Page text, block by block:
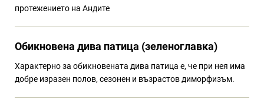
протежението на Андите
Обикновена дива патица (зеленоглавка)
Характерно за обикновената дива патица е, че при нея има
добре изразен полов, сезонен и възрастов диморфизъм.